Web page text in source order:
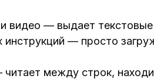
видео — выдает
— просто
читает между строк,